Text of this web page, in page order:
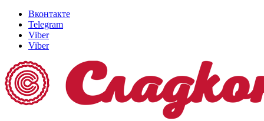
Вконтакте
Telegram
Viber
Viber